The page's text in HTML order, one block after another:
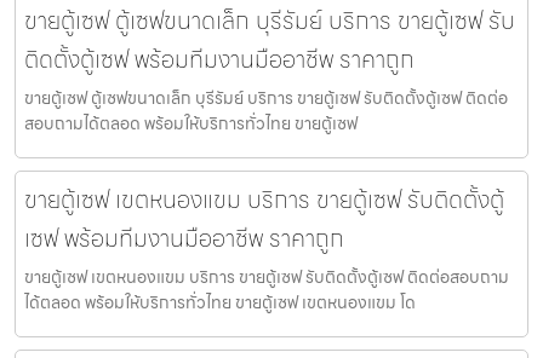
ขายตู้เซฟ ตู้เซฟขนาดเล็ก บุรีรัมย์ บริการ ขายตู้เซฟ รับ
ติดตั้งตู้เซฟ พร้อมทีมงานมืออาชีพ ราคาถูก
ขายตู้เซฟ ตู้เซฟขนาดเล็ก บุรีรัมย์ บริการ ขายตู้เซฟ รับติดตั้งตู้เซฟ ติดต่อ
สอบถามได้ตลอด พร้อมให้บริการทั่วไทย ขายตู้เซฟ
ขายตู้เซฟ เขตหนองแขม บริการ ขายตู้เซฟ รับติดตั้งตู้
เซฟ พร้อมทีมงานมืออาชีพ ราคาถูก
ขายตู้เซฟ เขตหนองแขม บริการ ขายตู้เซฟ รับติดตั้งตู้เซฟ ติดต่อสอบถาม
ได้ตลอด พร้อมให้บริการทั่วไทย ขายตู้เซฟ เขตหนองแขม โด